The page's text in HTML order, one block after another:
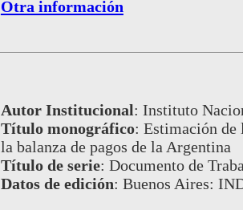
Otra información
Autor Institucional: Instituto
Título monográfico: Estimación de
la balanza de pagos de la Argentina
Título de serie: Documento de
Datos de edición: Buenos Aires: